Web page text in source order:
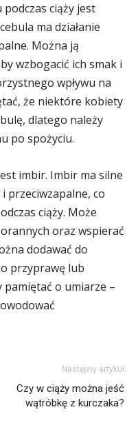
ciąży jest
ma działanie
Można ją
wzbogacić ich smak i
wpływu na
że niektóre kobiety
dlatego należy
po spożyciu.
imbir. Imbir ma silne
przeciwzapalne, co
ciąży. Może
oraz wspierać
dodawać do
przyprawę lub
pamiętać o umiarze –
Następny artykuł
Czy w ciąży można jeść
wątróbkę z kurczaka?